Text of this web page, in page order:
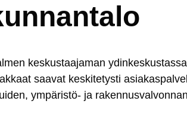
kes­kus­taa­ja­man
saa­vat kes­ki­te­tys­ti
ym­pä­ris­tö- ja